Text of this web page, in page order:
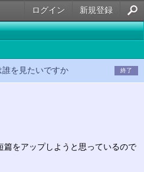
新規登録
ログイン
誰を見たいですか 終了
篇をアップしようと思っているので